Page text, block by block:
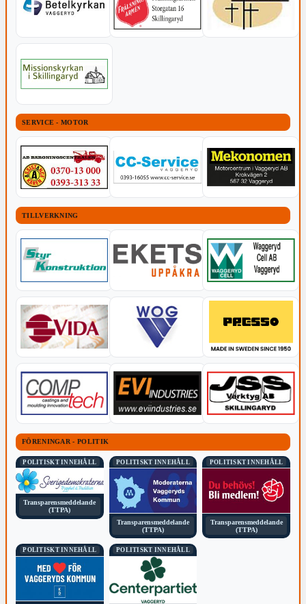
SERVICE - MOTOR
TILLVERKNING
FÖRENINGAR - POLITIK
POLITISKT INNEHÅLL
Transparensmeddelande
(TTPA)
POLITISKT INNEHÅLL
Transparensmeddelande
(TTPA)
POLITISKT INNEHÅLL
Transparensmeddelande
(TTPA)
POLITISKT INNEHÅLL POLITISKT INNEHÅLL